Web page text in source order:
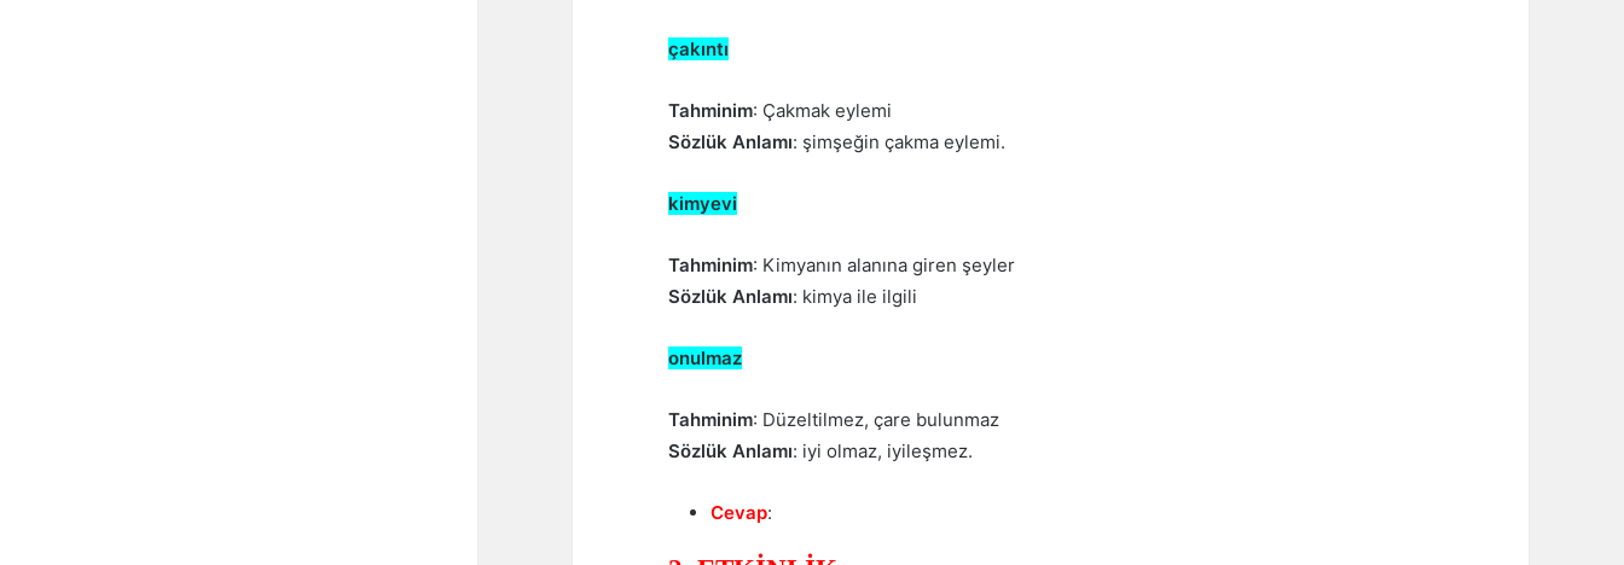
çakıntı
Tahminim: Çakmak eylemi
Sözlük Anlamı: şimşeğin çakma eylemi.
kimyevi
Tahminim: Kimyanın alanına giren şeyler
Sözlük Anlamı: kimya ile ilgili
onulmaz
Tahminim: Düzeltilmez, çare bulunmaz
Sözlük Anlamı: iyi olmaz, iyileşmez.
Cevap: